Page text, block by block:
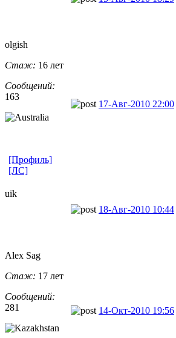
olgish
Стаж: 16 лет
Сообщений:
163
17-Авг-2010 22:00
[Профиль]
[ЛС]
uik
18-Авг-2010 10:44
Alex Sag
Стаж: 17 лет
Сообщений:
281
14-Окт-2010 19:56